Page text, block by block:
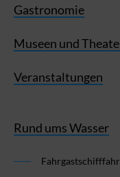
Gastronomie
Museen und
Veranstaltungen
Rund ums Wasser